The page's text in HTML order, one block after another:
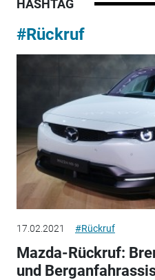
HASHTAG
#Rückruf
17.02.2021 #Rückruf
Mazda-Rückruf:
und